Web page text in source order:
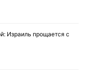
Израиль прощается с